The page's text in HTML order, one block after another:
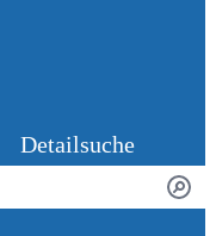
Detailsuche